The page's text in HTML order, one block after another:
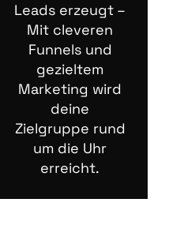
Leads erzeugt –
Mit cleveren
Funnels und
gezieltem
Marketing wird
deine
Zielgruppe rund
um die Uhr
erreicht.